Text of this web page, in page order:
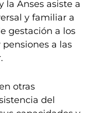
la Anses asiste a
y familiar a
gestación a los
pensiones a las
otras
del